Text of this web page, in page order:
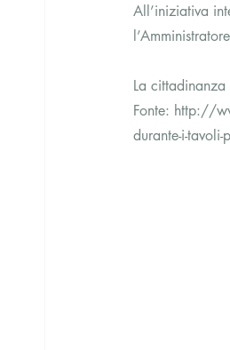
All’iniziativa
La
Fonte: http://
durante-i-tavoli-